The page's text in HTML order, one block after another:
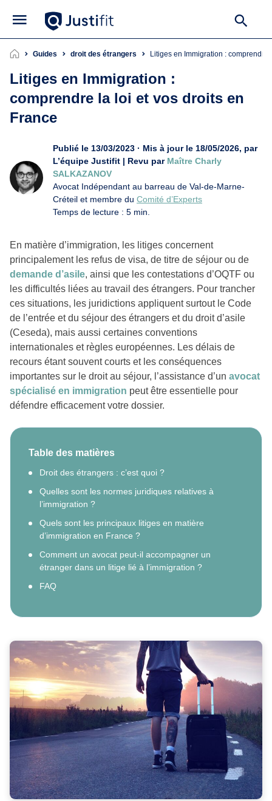
Guides droit des étrangers Litiges en Immigration :
Litiges en Immigration :
comprendre la loi et vos droits en
France
Publié le 13/03/2023 · Mis à jour le 18/05/2026, par
L’équipe Justifit | Revu par Maître Charly
SALKAZANOV
Avocat Indépendant au barreau de Val-de-Marne-
Créteil et membre du Comité d’Experts
Temps de lecture : 5 min.
En matière d’immigration, les litiges concernent
principalement les refus de visa, de titre de séjour ou de
demande d’asile, ainsi que les contestations d’OQTF ou
les difficultés liées au travail des étrangers. Pour trancher
ces situations, les juridictions appliquent surtout le Code
de l’entrée et du séjour des étrangers et du droit d’asile
(Ceseda), mais aussi certaines conventions
internationales et règles européennes. Les délais de
recours étant souvent courts et les conséquences
importantes sur le droit au séjour, l’assistance d’un avocat
spécialisé en immigration peut être essentielle pour
défendre efficacement votre dossier.
Table des matières
Droit des étrangers : c’est quoi ?
Quelles sont les normes juridiques relatives à
l’immigration ?
Quels sont les principaux litiges en matière
d’immigration en France ?
Comment un avocat peut-il accompagner un
étranger dans un litige lié à l’immigration ?
FAQ